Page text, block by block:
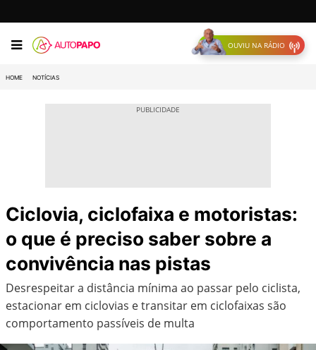
OUVIU NA RÁDIO
HOME NOTÍCIAS
Ciclovia, ciclofaixa e motoristas:
o que é preciso saber sobre a
convivência nas pistas
Desrespeitar a distância mínima ao passar pelo ciclista,
estacionar em ciclovias e transitar em ciclofaixas são
comportamento passíveis de multa